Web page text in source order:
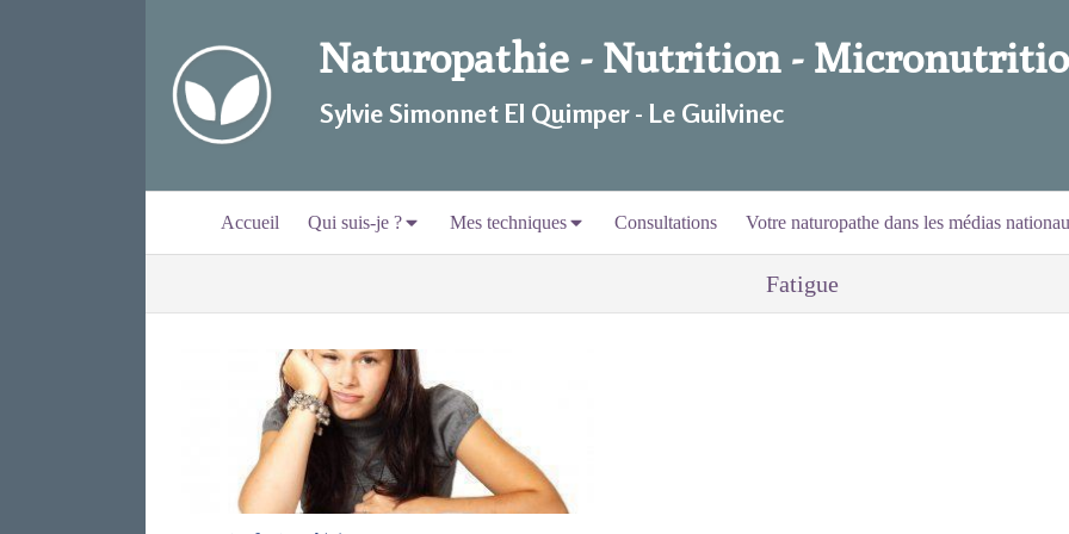
Naturopathie - Nutrition -
Sylvie Simonnet EI Quimper - Le Guilvinec
Accueil Qui suis-je ? Mes techniques Consultations Votre naturopathe dans les médias
Fatigue